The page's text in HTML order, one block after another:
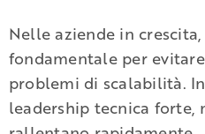
Nelle aziende in
fondamentale per
problemi di scalabilità.
leadership tecnica